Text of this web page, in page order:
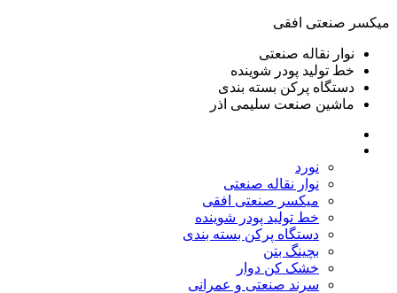
ميكسر صنعتی افقی
نوار نقاله صنعتی
خط تولید پودر شوينده
دستگاه پرکن بسته بندی
ماشين صنعت سليمی اذر
نورد
نوار نقاله صنعتی
ميكسر صنعتی افقی
خط تولید پودر شوينده
دستگاه پرکن بسته بندی
بچينگ بتن
خشک کن دوار
سرند صنعتی و عمرانی